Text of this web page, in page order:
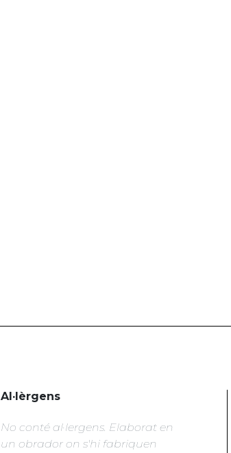
Al·lèrgens
No conté al·lergens. Elaborat en
un obrador on s'hi fabriquen